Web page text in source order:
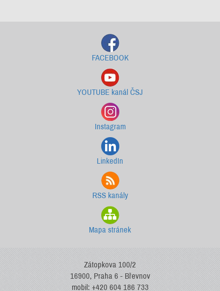
FACEBOOK
YOUTUBE kanál ČSJ
Instagram
LinkedIn
RSS kanály
Mapa stránek
Zátopkova 100/2
16900, Praha 6 - Břevnov
mobil: +420 604 186 733